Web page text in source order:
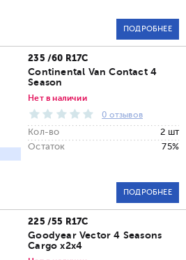
ПОДРОБНЕЕ
235 /60 R17C
Continental Van Contact 4
Season
Нет в наличии
0 отзывов
Кол-во
2 шт
Остаток
75%
ПОДРОБНЕЕ
225 /55 R17C
Goodyear Vector 4 Seasons
Cargo x2x4